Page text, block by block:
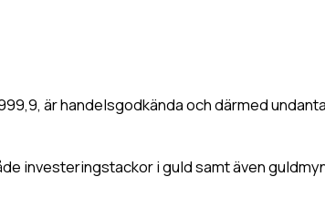
är handelsgodkända och därmed
investeringstackor i guld samt även